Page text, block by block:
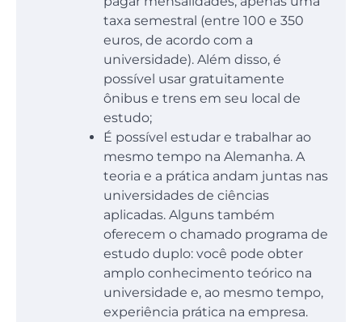
taxa semestral (entre 100 e 350
euros, de acordo com a
universidade). Além disso, é
possível usar gratuitamente
ônibus e trens em seu local de
estudo;
É possível estudar e trabalhar ao
mesmo tempo na Alemanha. A
teoria e a prática andam juntas nas
universidades de ciências
aplicadas. Alguns também
oferecem o chamado programa de
estudo duplo: você pode obter
amplo conhecimento teórico na
universidade e, ao mesmo tempo,
experiência prática na empresa.